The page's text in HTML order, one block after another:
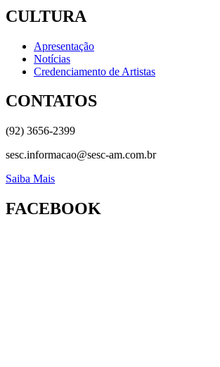
CULTURA
Apresentação
Notícias
Credenciamento de Artistas
CONTATOS
(92) 3656-2399
sesc.informacao@sesc-am.com.br
Saiba Mais
FACEBOOK